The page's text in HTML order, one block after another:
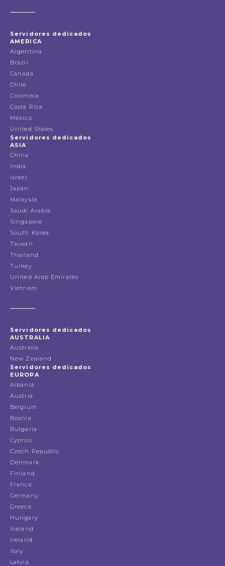
Servidores dedicados
AMERICA
Argentina
Brazil
Canada
Chile
Colombia
Costa Rica
Mexico
United States
Servidores dedicados
ASIA
China
India
Israel
Japan
Malaysia
Saudi Arabia
Singapore
South Korea
Taiwan
Thailand
Turkey
United Arab Emirates
Vietnam
Servidores dedicados
AUSTRALIA
Australia
New Zealand
Servidores dedicados
EUROPA
Albania
Austria
Belgium
Bosnia
Bulgaria
Cyprus
Czech Republic
Denmark
Finland
France
Germany
Greece
Hungary
Iceland
Ireland
Italy
Latvia